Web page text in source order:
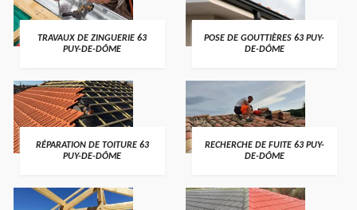
TRAVAUX DE ZINGUERIE 63
PUY-DE-DÔME
POSE DE GOUTTIÈRES 63 PUY-
DE-DÔME
RÉPARATION DE TOITURE 63
PUY-DE-DÔME
RECHERCHE DE FUITE 63 PUY-
DE-DÔME